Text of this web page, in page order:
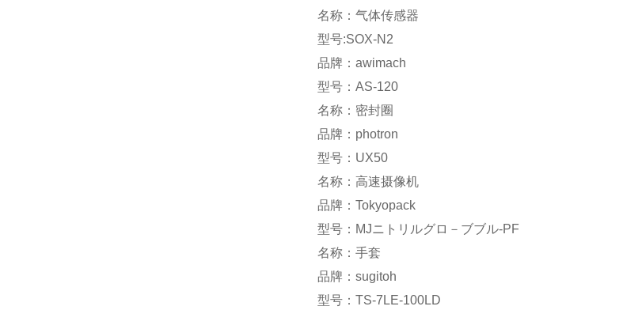
名称：气体传感器
型号:SOX-N2
品牌：awimach
型号：AS-120
名称：密封圈
品牌：photron
型号：UX50
名称：高速摄像机
品牌：Tokyopack
型号：MJニトリルグロ－ブブル-PF
名称：手套
品牌：sugitoh
型号：TS-7LE-100LD